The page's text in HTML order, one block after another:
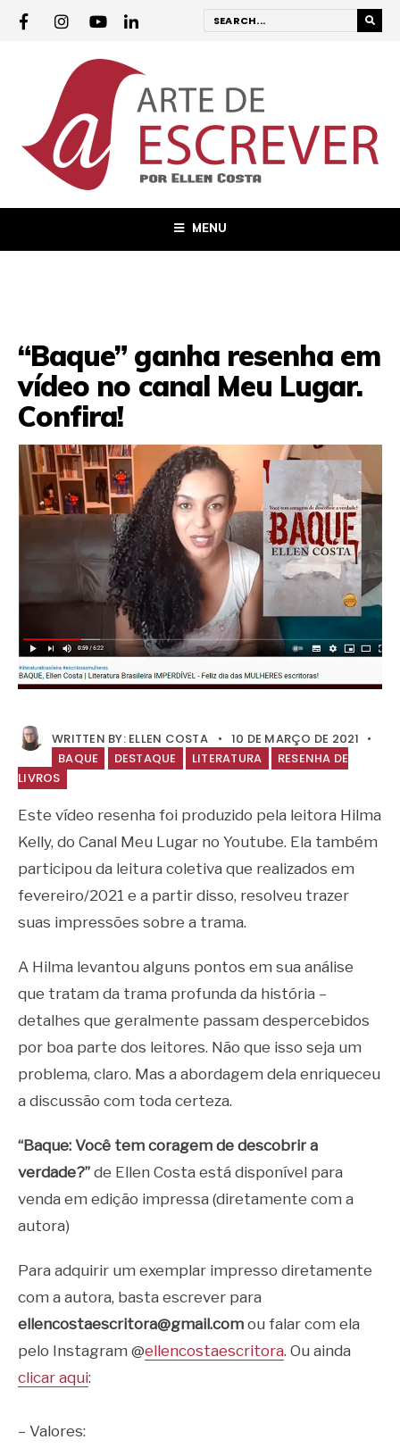
MENU
“Baque” ganha resenha em
vídeo no canal Meu Lugar.
Confira!
WRITTEN BY: ELLEN COSTA • 10 DE MARÇO DE 2021 •
BAQUE
DESTAQUE LITERATURA
RESENHA DE
LIVROS
Este vídeo resenha foi produzido pela leitora Hilma
Kelly, do Canal Meu Lugar no Youtube. Ela também
participou da leitura coletiva que realizados em
fevereiro/2021 e a partir disso, resolveu trazer
suas impressões sobre a trama.
A Hilma levantou alguns pontos em sua análise
que tratam da trama profunda da história –
detalhes que geralmente passam despercebidos
por boa parte dos leitores. Não que isso seja um
problema, claro. Mas a abordagem dela enriqueceu
a discussão com toda certeza.
“Baque: Você tem coragem de descobrir a
verdade?” de Ellen Costa está disponível para
venda em edição impressa (diretamente com a
autora)
Para adquirir um exemplar impresso diretamente
com a autora, basta escrever para
ellencostaescritora@gmail.com ou falar com ela
pelo Instagram @ellencostaescritora. Ou ainda
clicar aqui:
– Valores: